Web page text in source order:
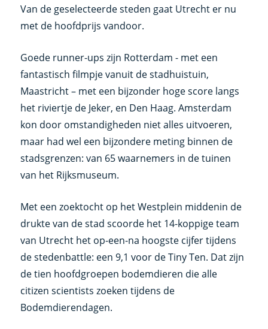
Van de geselecteerde steden gaat Utrecht er nu
met de hoofdprijs vandoor.
Goede runner-ups zijn Rotterdam - met een
fantastisch filmpje vanuit de stadhuistuin,
Maastricht – met een bijzonder hoge score langs
het riviertje de Jeker, en Den Haag. Amsterdam
kon door omstandigheden niet alles uitvoeren,
maar had wel een bijzondere meting binnen de
stadsgrenzen: van 65 waarnemers in de tuinen
van het Rijksmuseum.
Met een zoektocht op het Westplein middenin de
drukte van de stad scoorde het 14-koppige team
van Utrecht het op-een-na hoogste cijfer tijdens
de stedenbattle: een 9,1 voor de Tiny Ten. Dat zijn
de tien hoofdgroepen bodemdieren die alle
citizen scientists zoeken tijdens de
Bodemdierendagen.